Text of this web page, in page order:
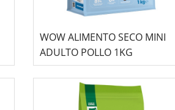
WOW ALIMENTO SECO MINI
ADULTO POLLO 1KG